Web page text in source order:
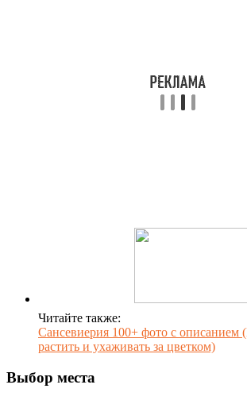
Читайте также:
Сансевиерия 100+ фото с описанием
растить и ухаживать за цветком)
Выбор места